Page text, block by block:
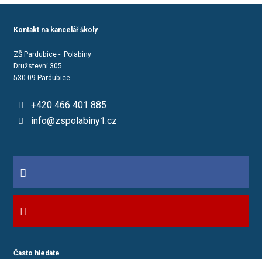
Kontakt na kancelář školy
ZŠ Pardubice - Polabiny
Družstevní 305
530 09 Pardubice
+420 466 401 885
info@zspolabiny1.cz
Často hledáte